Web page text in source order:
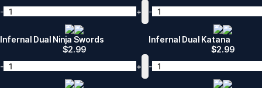
-
+
-
Infernal Dual Ninja Swords
$2.99
-
+
Infernal Dual Katana
$2.99
-